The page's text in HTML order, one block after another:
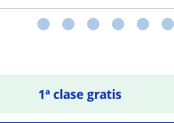
1ª clase gratis